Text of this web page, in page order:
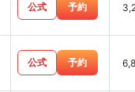
公式 予約
公式 予約